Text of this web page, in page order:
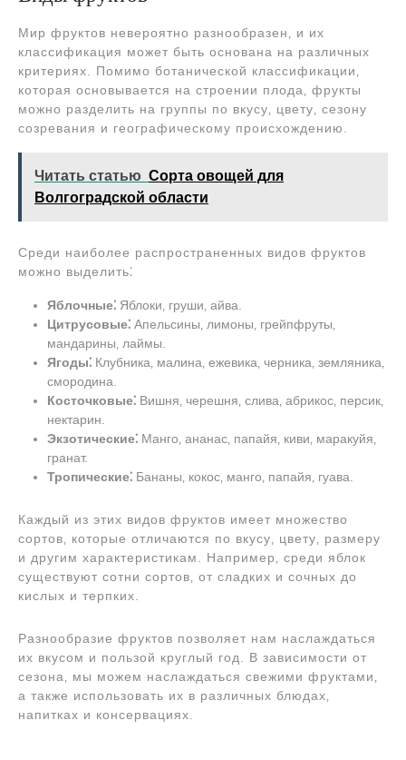
Мир фруктов невероятно разнообразен‚ и их
классификация может быть основана на различных
критериях. Помимо ботанической классификации‚
которая основывается на строении плода‚ фрукты
можно разделить на группы по вкусу‚ цвету‚ сезону
созревания и географическому происхождению.
Читать статью Сорта овощей для
Волгоградской области
Среди наиболее распространенных видов фруктов
можно выделить⁚
Яблочные⁚ Яблоки‚ груши‚ айва.
Цитрусовые⁚ Апельсины‚ лимоны‚ грейпфруты‚
мандарины‚ лаймы.
Ягоды⁚ Клубника‚ малина‚ ежевика‚ черника‚ земляника‚
смородина.
Косточковые⁚ Вишня‚ черешня‚ слива‚ абрикос‚ персик‚
нектарин.
Экзотические⁚ Манго‚ ананас‚ папайя‚ киви‚ маракуйя‚
гранат.
Тропические⁚ Бананы‚ кокос‚ манго‚ папайя‚ гуава.
Каждый из этих видов фруктов имеет множество
сортов‚ которые отличаются по вкусу‚ цвету‚ размеру
и другим характеристикам. Например‚ среди яблок
существуют сотни сортов‚ от сладких и сочных до
кислых и терпких.
Разнообразие фруктов позволяет нам наслаждаться
их вкусом и пользой круглый год. В зависимости от
сезона‚ мы можем наслаждаться свежими фруктами‚
а также использовать их в различных блюдах‚
напитках и консервациях.